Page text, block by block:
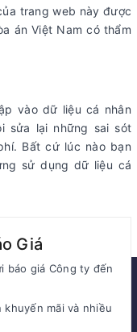
trang web này được
án Việt Nam có thẩm
vào dữ liệu cá nhân
sửa lại những sai sót
Bất cứ lúc nào bạn
sử dụng dữ liệu cá
Giá
báo giá Công ty đến
mãi và nhiều